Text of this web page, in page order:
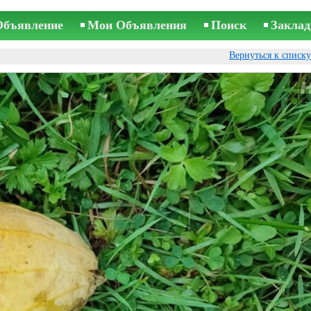
Мои Объявления Поиск
Вернуться к